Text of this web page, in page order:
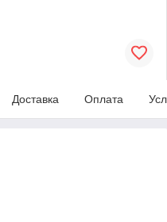
Доставка Оплата